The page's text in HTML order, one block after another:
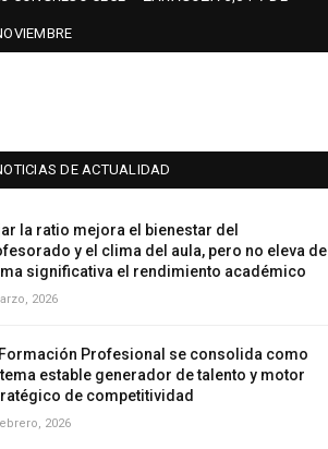
DE ACTUALIDAD
la ratio mejora el bienestar del
y el clima del aula, pero no eleva de
significativa el rendimiento académico
2026
Formación Profesional se consolida como
estable generador de talento y motor
de competitividad
2026